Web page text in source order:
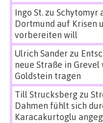
Ingo St.zu Schytomyr
Dortmund auf Krisen
vorbereiten will
Ulrich Sanderzu
neue Straße in
Goldstein tragen
Till Strucksbergzu
Dahmen fühlt sich
Karacakurtoglu